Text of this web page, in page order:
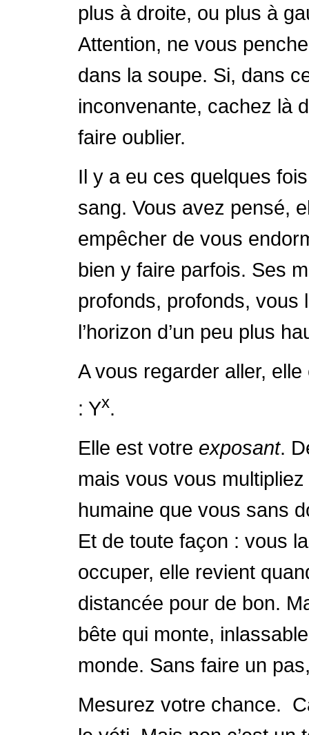
plus à droite, ou plus à
Attention, ne vous
dans la soupe. Si, dans
inconvenante, cachez là
faire oublier.
Il y a eu ces quelques
sang. Vous avez pensé,
empêcher de vous
bien y faire parfois. Ses
profonds, profonds, vous
l’horizon d’un peu plus
A vous regarder aller,
: Yx.
Elle est votre exposant.
mais vous vous
humaine que vous sans
Et de toute façon : vous
occuper, elle revient
distancée pour de bon.
bête qui monte,
monde. Sans faire un
Mesurez votre chance.